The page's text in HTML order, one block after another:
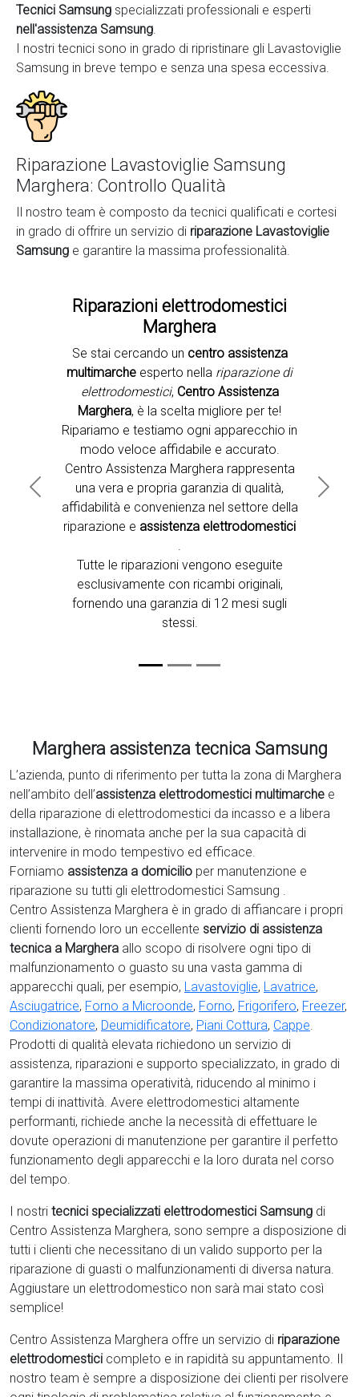
Tecnici Samsung specializzati professionali e esperti
nell'assistenza Samsung.
I nostri tecnici sono in grado di ripristinare gli Lavastoviglie
Samsung in breve tempo e senza una spesa eccessiva.
Riparazione Lavastoviglie Samsung
Marghera: Controllo Qualità
Il nostro team è composto da tecnici qualificati e cortesi
in grado di offrire un servizio di riparazione Lavastoviglie
Samsung e garantire la massima professionalità.
Second slide
Riparazioni elettrodomestici
Marghera
Se stai cercando un centro assistenza
multimarche esperto nella riparazione di
elettrodomestici, Centro Assistenza
Marghera, è la scelta migliore per te!
Ripariamo e testiamo ogni apparecchio in
modo veloce affidabile e accurato.
Centro Assistenza Marghera rappresenta
una vera e propria garanzia di qualità,
affidabilità e convenienza nel settore della
riparazione e assistenza elettrodomestici
.
Tutte le riparazioni vengono eseguite
esclusivamente con ricambi originali,
fornendo una garanzia di 12 mesi sugli
stessi.
Previous Next
Marghera assistenza tecnica Samsung
L’azienda, punto di riferimento per tutta la zona di Marghera
nell’ambito dell’assistenza elettrodomestici multimarche e
della riparazione di elettrodomestici da incasso e a libera
installazione, è rinomata anche per la sua capacità di
intervenire in modo tempestivo ed efficace.
Forniamo assistenza a domicilio per manutenzione e
riparazione su tutti gli elettrodomestici Samsung .
Centro Assistenza Marghera è in grado di affiancare i propri
clienti fornendo loro un eccellente servizio di assistenza
tecnica a Marghera allo scopo di risolvere ogni tipo di
malfunzionamento o guasto su una vasta gamma di
apparecchi quali, per esempio, Lavastoviglie, Lavatrice,
Asciugatrice, Forno a Microonde, Forno, Frigorifero, Freezer,
Condizionatore, Deumidificatore, Piani Cottura, Cappe.
Prodotti di qualità elevata richiedono un servizio di
assistenza, riparazioni e supporto specializzato, in grado di
garantire la massima operatività, riducendo al minimo i
tempi di inattività. Avere elettrodomestici altamente
performanti, richiede anche la necessità di effettuare le
dovute operazioni di manutenzione per garantire il perfetto
funzionamento degli apparecchi e la loro durata nel corso
del tempo.
I nostri tecnici specializzati elettrodomestici Samsung di
Centro Assistenza Marghera, sono sempre a disposizione di
tutti i clienti che necessitano di un valido supporto per la
riparazione di guasti o malfunzionamenti di diversa natura.
Aggiustare un elettrodomestico non sarà mai stato così
semplice!
Centro Assistenza Marghera offre un servizio di riparazione
elettrodomestici completo e in rapidità su appuntamento. Il
nostro team è sempre a disposizione dei clienti per risolvere